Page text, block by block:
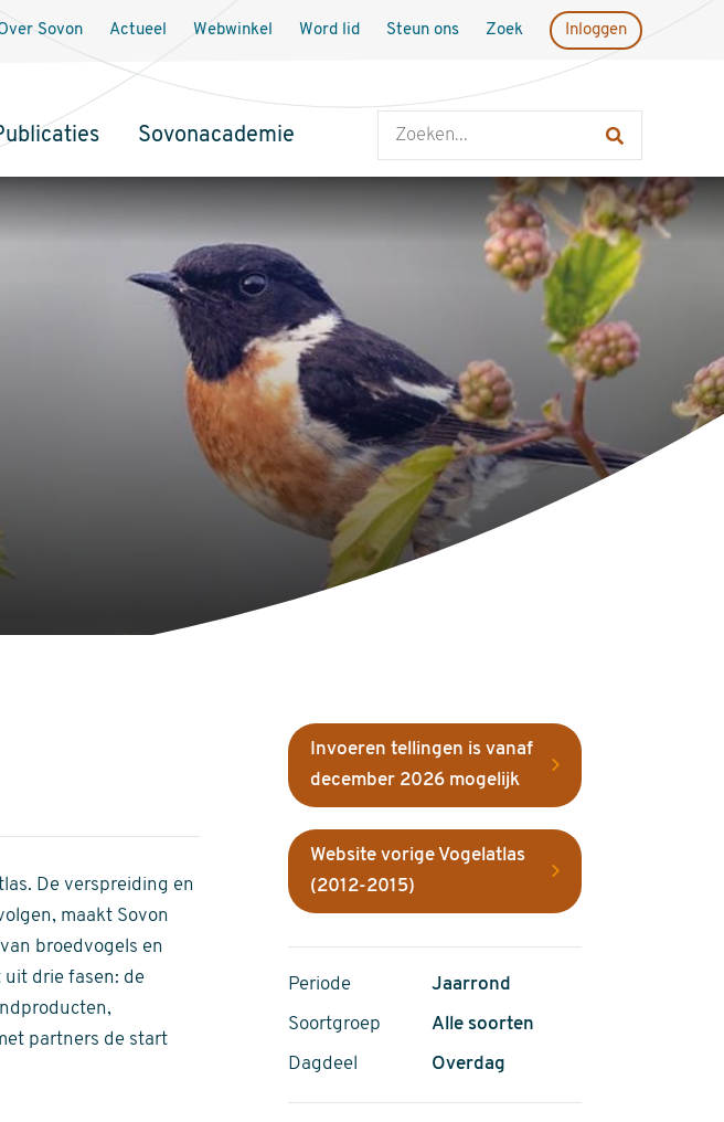
Sovonacademie
Sovon Actueel Webwinkel Word lid Steun ons Zoek Inloggen
De verspreiding en
maakt Sovon
broedvogels en
drie fasen: de
partners de start
Invoeren tellingen is vanaf
december 2026 mogelijk
Website vorige Vogelatlas
(2012-2015)
Periode Jaarrond
Soortgroep Alle soorten
Dagdeel Overdag